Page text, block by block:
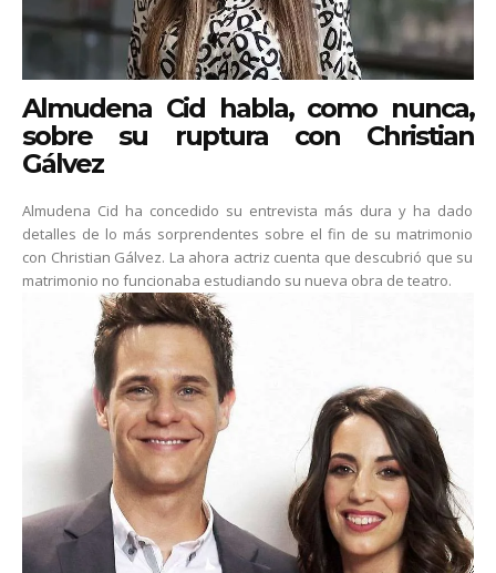
Almudena Cid habla, como nunca,
sobre su ruptura con Christian
Gálvez
Almudena Cid ha concedido su entrevista más dura y ha dado
detalles de lo más sorprendentes sobre el fin de su matrimonio
con Christian Gálvez. La ahora actriz cuenta que descubrió que su
matrimonio no funcionaba estudiando su nueva obra de teatro.